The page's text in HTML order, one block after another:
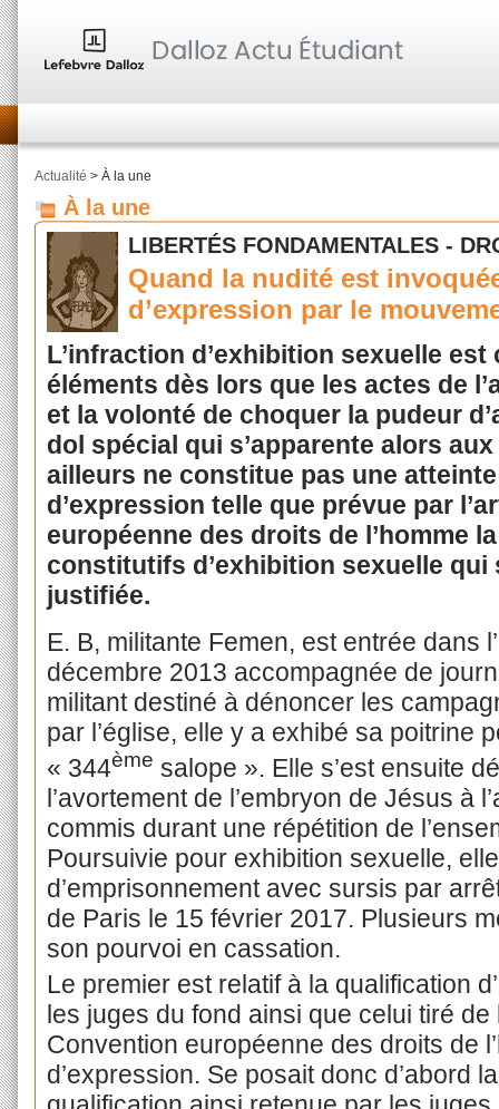
Actualité > À la une
À la une
LIBERTÉS FONDAMENTALES -
Quand la nudité est
d’expression par le
L’infraction d’exhibition sexuelle
éléments dès lors que les actes de
et la volonté de choquer la pudeur
dol spécial qui s’apparente alors
ailleurs ne constitue pas une
d’expression telle que prévue par
européenne des droits de l’homme
constitutifs d’exhibition sexuelle qui
justifiée.
E. B, militante Femen, est entrée dans
décembre 2013 accompagnée de
militant destiné à dénoncer les
par l’église, elle y a exhibé sa poitrine
« 344ème salope ». Elle s’est ensuite
l’avortement de l’embryon de Jésus à
commis durant une répétition de
Poursuivie pour exhibition sexuelle,
d’emprisonnement avec sursis par
de Paris le 15 février 2017. Plusieurs
son pourvoi en cassation.
Le premier est relatif à la qualification
les juges du fond ainsi que celui tiré
Convention européenne des droits de
d’expression. Se posait donc d’abord